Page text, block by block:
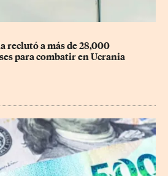
reclutó a más de 28,000
para combatir en Ucrania